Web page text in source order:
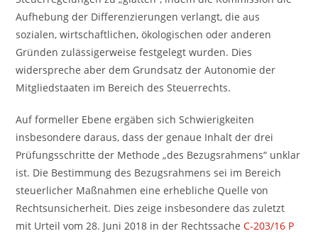
Aufhebung der Differenzierungen verlangt, die aus
sozialen, wirtschaftlichen, ökologischen oder anderen
Gründen zulässigerweise festgelegt wurden. Dies
widerspreche aber dem Grundsatz der Autonomie der
Mitgliedstaaten im Bereich des Steuerrechts.
Auf formeller Ebene ergäben sich Schwierigkeiten
insbesondere daraus, dass der genaue Inhalt der drei
Prüfungsschritte der Methode „des Bezugsrahmens“ unklar
ist. Die Bestimmung des Bezugsrahmens sei im Bereich
steuerlicher Maßnahmen eine erhebliche Quelle von
Rechtsunsicherheit. Dies zeige insbesondere das zuletzt
mit Urteil vom 28. Juni 2018 in der RechtssacheC-203/16 P